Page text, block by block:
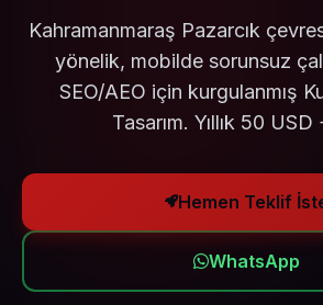
Kahramanmaraş Pazarcık
yönelik, mobilde sorunsuz
SEO/AEO için kurgulanmış
Tasarım. Yıllık 50 USD
Hemen Teklif
WhatsApp